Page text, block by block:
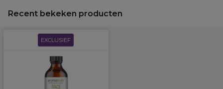
Recent bekeken producten
EXCLUSIEF